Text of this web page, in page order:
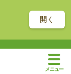
開く